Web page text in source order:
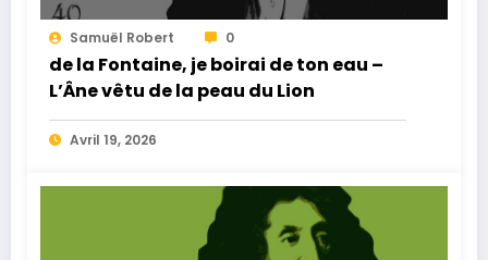
Samuël Robert 0
de la Fontaine, je boirai de ton eau –
L’Âne vêtu de la peau du Lion
Avril 19, 2026